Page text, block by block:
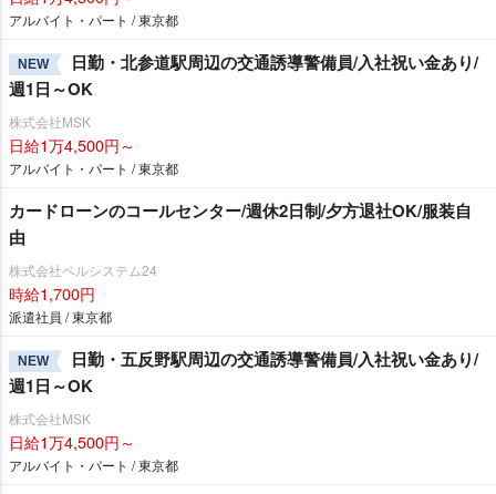
アルバイト・パート / 東京都
NEW
日勤・北参道駅周辺の交通誘導警備員/入社祝い金あり/
週1日～OK
株式会社MSK
日給1万4,500円～
アルバイト・パート / 東京都
カードローンのコールセンター/週休2日制/夕方退社OK/服装自
由
株式会社ベルシステム24
時給1,700円
派遣社員 / 東京都
NEW
日勤・五反野駅周辺の交通誘導警備員/入社祝い金あり/
週1日～OK
株式会社MSK
日給1万4,500円～
アルバイト・パート / 東京都